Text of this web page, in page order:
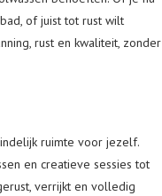
of juist tot rust wilt
rust en kwaliteit, zonder
ruimte voor jezelf.
en creatieve sessies tot
verrijkt en volledig